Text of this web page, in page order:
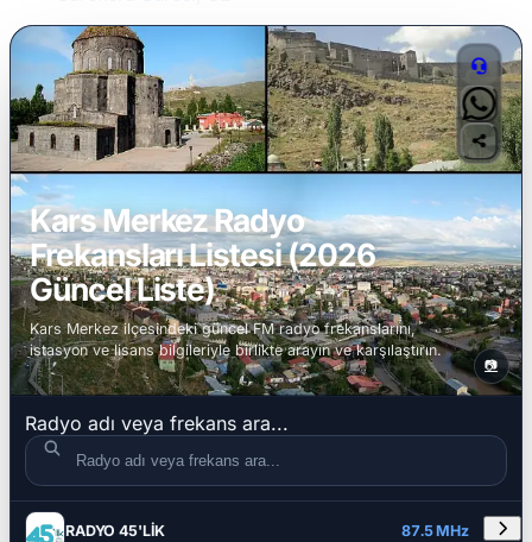
📷
Kars Merkez Radyo
Frekansları Listesi (2026
Güncel Liste)
Kars Merkez ilçesindeki güncel FM radyo frekanslarını,
istasyon ve lisans bilgileriyle birlikte arayın ve karşılaştırın.
Radyo adı veya frekans ara...
RADYO ADI DETAYLAR
RADYO 45'LİK 87.5 MHz